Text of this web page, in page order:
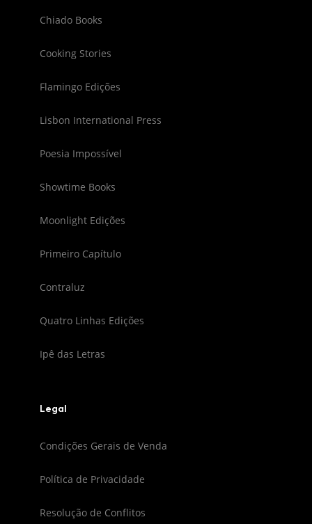
Chiado Books
Cooking Stories
Flamingo Edições
Lisbon International Press
Poesia Impossível
Showtime Books
Moonlight Edições
Primeiro Capítulo
Contraluz
Quatro Linhas Edições
Ipê das Letras
Legal
Condições Gerais de Venda
Política de Privacidade
Resolução de Conflitos